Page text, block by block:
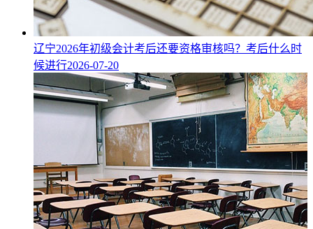
辽宁2026年初级会计考后还要资格审核吗？考后什么时
候进行2026-07-20